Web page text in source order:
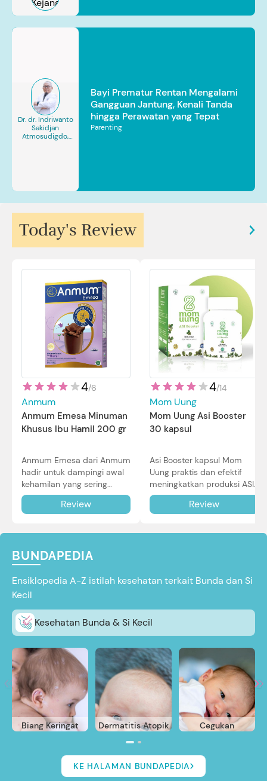
Dr. dr. Indriwanto
Sakidjan
Atmosudigdo,
Bayi Prematur Rentan Mengalami
Gangguan Jantung, Kenali Tanda
hingga Perawatan yang Tepat
Parenting
Today's Review
4/6
Anmum
Anmum Emesa Minuman
Khusus Ibu Hamil 200 gr
Anmum Emesa dari Anmum
hadir untuk dampingi awal
kehamilan yang sering
diiringi dengan mual dan
muntah. Simak reviewnya di
Review
4/14
Mom Uung
Mom Uung Asi Booster
30 kapsul
Asi Booster kapsul Mom
Uung praktis dan efektif
meningkatkan produksi ASI
Bunda untuk Si Kecil. Simak
review lengkapnya di sini.
Review
BUNDAPEDIA
Ensiklopedia A-Z istilah kesehatan terkait Bunda dan Si
Kecil
Kesehatan Bunda & Si Kecil
Biang Keringat Dermatitis Atopik Cegukan
KE HALAMAN BUNDAPEDIA